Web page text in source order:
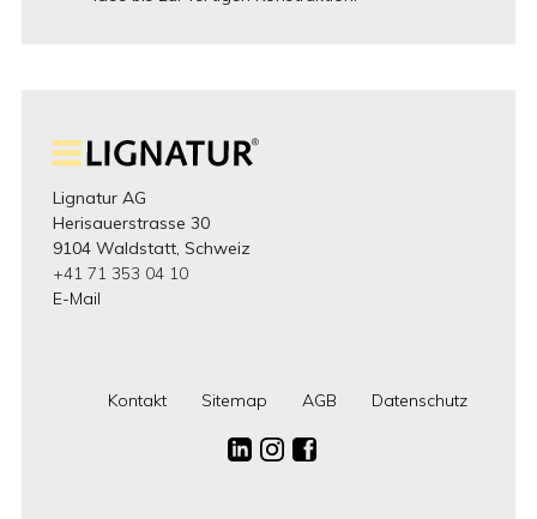
Lignatur AG
Herisauerstrasse 30
9104 Waldstatt, Schweiz
+41 71 353 04 10
E-Mail
Kontakt Sitemap AGB Datenschutz